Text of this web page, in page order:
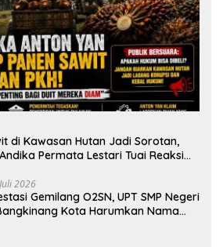
di Kawasan Hutan Jadi Sorotan,
Permata Lestari Tuai Reaksi
2026
Gemilang O2SN, UPT SMP Negeri
Kota Harumkan Nama